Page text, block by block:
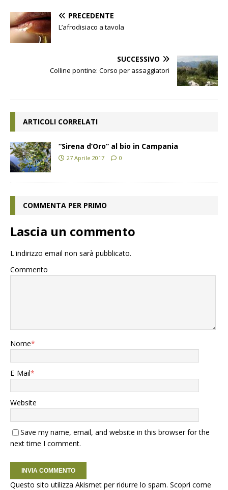
PRECEDENTE
L’afrodisiaco a tavola
SUCCESSIVO
Colline pontine: Corso per assaggiatori
ARTICOLI CORRELATI
“Sirena d’Oro” al bio in Campania
27 Aprile 2017 0
COMMENTA PER PRIMO
Lascia un commento
L'indirizzo email non sarà pubblicato.
Commento
Nome*
E-Mail*
Website
Save my name, email, and website in this browser for the
next time I comment.
Questo sito utilizza Akismet per ridurre lo spam. Scopri come